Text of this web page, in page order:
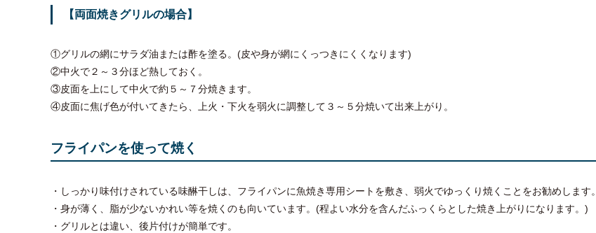
【両面焼きグリルの場合】
①グリルの網にサラダ油または酢を塗る。(皮や身が網にくっつきにくくなります)
②中火で２～３分ほど熱しておく。
③皮面を上にして中火で約５～７分焼きます。
④皮面に焦げ色が付いてきたら、上火・下火を弱火に調整して３～５分焼いて出来上がり。
フライパンを使って焼く
・しっかり味付けされている味醂干しは、フライパンに魚焼き専用シートを敷き、弱火でゆっくり焼くことをお勧めします。
・身が薄く、脂が少ないかれい等を焼くのも向いています。(程よい水分を含んだふっくらとした焼き上がりになります。)
・グリルとは違い、後片付けが簡単です。